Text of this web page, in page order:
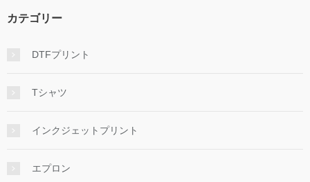
カテゴリー
DTFプリント
Tシャツ
インクジェットプリント
エプロン